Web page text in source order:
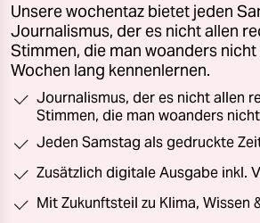
Unsere wochentaz bietet jeden
Journalismus, der es nicht allen
Stimmen, die man woanders
Wochen lang kennenlernen.
Journalismus, der es nicht allen
Stimmen, die man woanders
Jeden Samstag als gedruckte
Zusätzlich digitale Ausgabe inkl.
Mit Zukunftsteil zu Klima, Wissen